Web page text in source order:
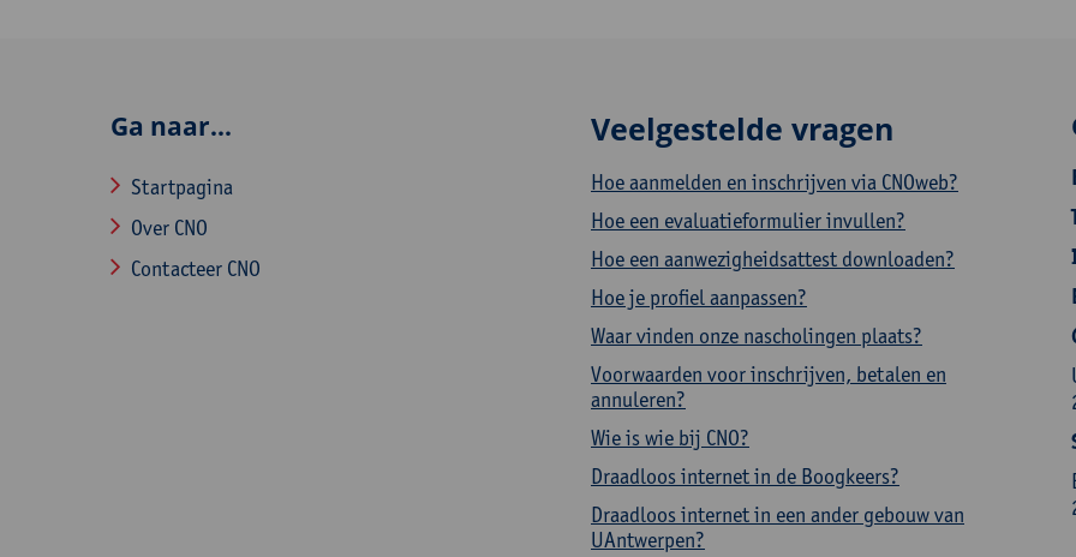
Ga naar...
Startpagina
Over CNO
Contacteer CNO
Veelgestelde vragen
Hoe aanmelden en inschrijven via CNOweb?
Hoe een evaluatieformulier invullen?
Hoe een aanwezigheidsattest downloaden?
Hoe je profiel aanpassen?
Waar vinden onze nascholingen plaats?
Voorwaarden voor inschrijven, betalen en
annuleren?
Wie is wie bij CNO?
Draadloos internet in de Boogkeers?
Draadloos internet in een ander gebouw van
UAntwerpen?